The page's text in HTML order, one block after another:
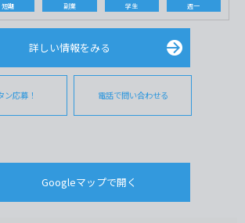
短期 副業 学生 週一
詳しい情報をみる
ン応募！ 電話で問い合わせる
Googleマップで開く